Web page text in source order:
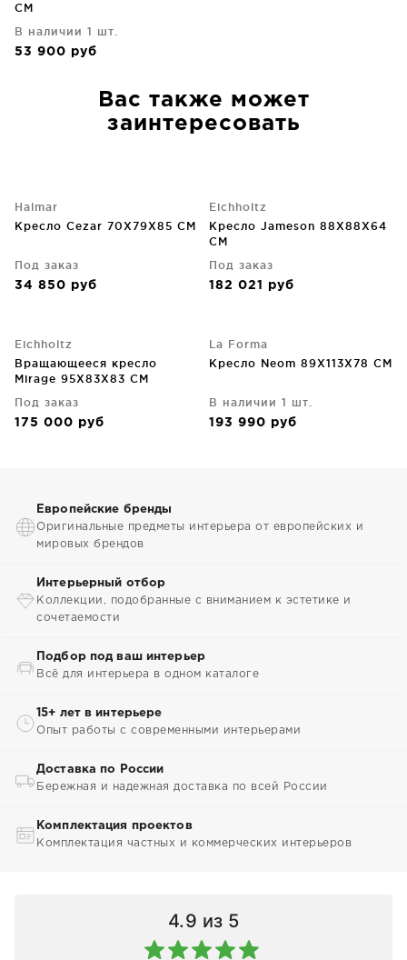
CM
В наличии 1 шт.
53 900 руб
Вас также может
заинтересовать
Halmar
Кресло Cezar 70X79X85 CM
Под заказ
34 850 руб
Eichholtz
Кресло Jameson 88X88X64
CM
Под заказ
182 021 руб
Eichholtz
Вращающееся кресло
Mirage 95X83X83 CM
цвета
Под заказ
175 000 руб
La Forma
Кресло Neom 89X113X78 CM
В наличии 1 шт.
193 990 руб
Европейские бренды
Оригинальные предметы интерьера от европейских и
мировых брендов
Интерьерный отбор
Коллекции, подобранные с вниманием к эстетике и
сочетаемости
Подбор под ваш интерьер
Всё для интерьера в одном каталоге
15+ лет в интерьере
Опыт работы с современными интерьерами
Доставка по России
Бережная и надежная доставка по всей России
Комплектация проектов
Комплектация частных и коммерческих интерьеров
4.9 из 5